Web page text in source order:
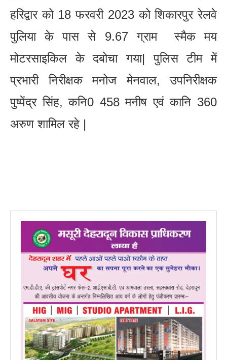
हरिद्वार को 18 फरवरी 2023 को शिकारपुर रेलवे
पुलिया के पास से 9.67 ग्राम स्मैक मय
मोटरसाइकिल के दबोचा गया| पुलिस टीम में
प्रभारी निरीक्षक मनोज मेनवाल, उपनिरीक्षक
पुष्पेंद्र सिंह, कनि0 458 मनीष एवं कानि 360
अरुण शामिल रहे |